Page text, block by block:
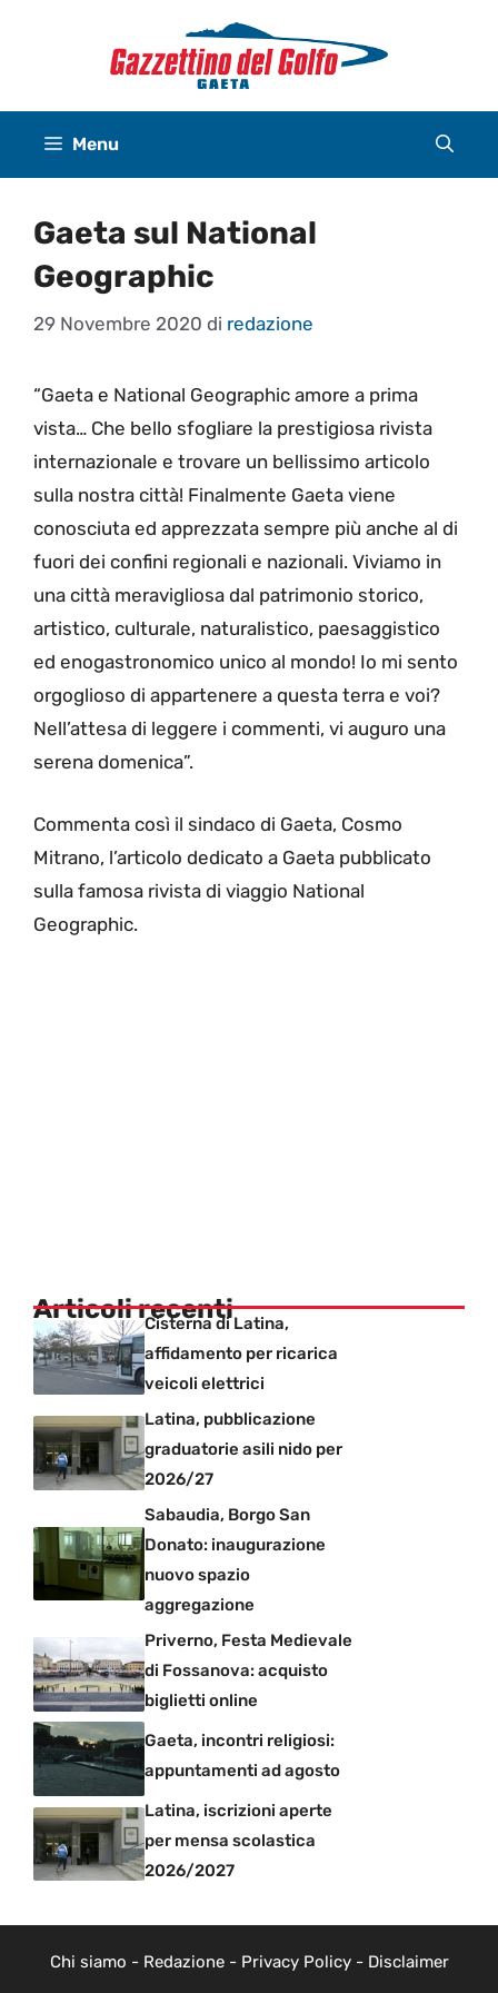
Menu
Gaeta sul National
Geographic
29 Novembre 2020 di redazione
“Gaeta e National Geographic amore a prima
vista… Che bello sfogliare la prestigiosa rivista
internazionale e trovare un bellissimo articolo
sulla nostra città! Finalmente Gaeta viene
conosciuta ed apprezzata sempre più anche al di
fuori dei confini regionali e nazionali. Viviamo in
una città meravigliosa dal patrimonio storico,
artistico, culturale, naturalistico, paesaggistico
ed enogastronomico unico al mondo! Io mi sento
orgoglioso di appartenere a questa terra e voi?
Nell’attesa di leggere i commenti, vi auguro una
serena domenica”.
Commenta così il sindaco di Gaeta, Cosmo
Mitrano, l’articolo dedicato a Gaeta pubblicato
sulla famosa rivista di viaggio National
Geographic.
Articoli recenti
Cisterna di Latina,
affidamento per ricarica
veicoli elettrici
Latina, pubblicazione
graduatorie asili nido per
2026/27
Sabaudia, Borgo San
Donato: inaugurazione
nuovo spazio
aggregazione
Priverno, Festa Medievale
di Fossanova: acquisto
biglietti online
Gaeta, incontri religiosi:
appuntamenti ad agosto
Latina, iscrizioni aperte
per mensa scolastica
2026/2027
Chi siamo - Redazione- Privacy Policy- Disclaimer